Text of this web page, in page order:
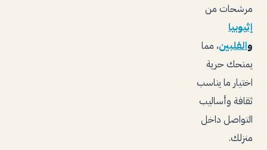
مرشحات من
إثيوبيا
والفلبين، مما
يمنحك حرية
اختيار ما يناسب
ثقافة وأساليب
التواصل داخل
منزلك.